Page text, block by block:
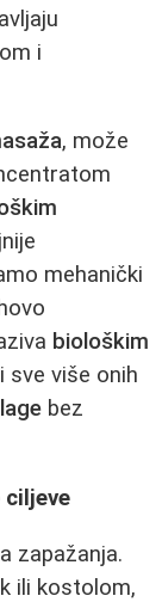
i
, može
mehanički
biološkim
sve više onih
bez
zapažanja.
ili kostolom,